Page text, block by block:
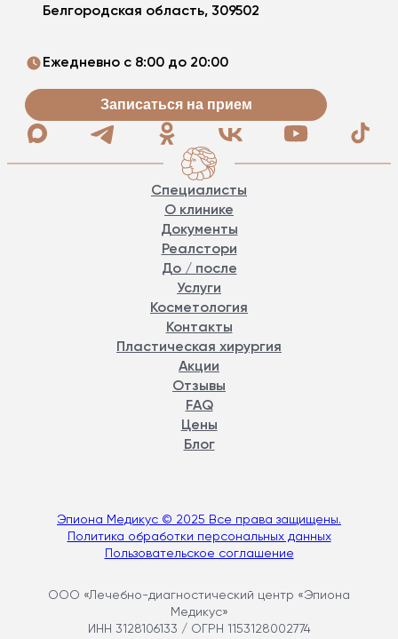
Белгородская область, 309502
Ежедневно с 8:00 до 20:00
Записаться на прием
Специалисты
О клинике
Документы
Реалстори
До / после
Услуги
Косметология
Контакты
Пластическая хирургия
Акции
Отзывы
FAQ
Цены
Блог
ООО «Лечебно-диагностический центр «Эпиона
Медикус»
ИНН 3128106133 / ОГРН 1153128002774
Эпиона Медикус © 2025 Все права защищены.
Политика обработки персональных данных
Пользовательское соглашение